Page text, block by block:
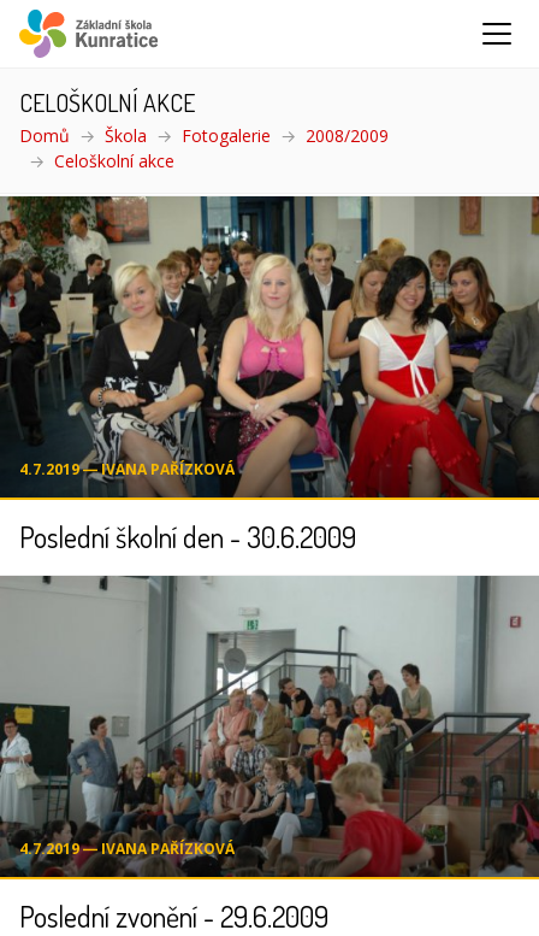
CELOŠKOLNÍ AKCE
Domů Škola Fotogalerie
2008/2009
Celoškolní akce
4.7.2019 ― IVANA PAŘÍZKOVÁ
Poslední školní den - 30.6.2009
4.7.2019 ― IVANA PAŘÍZKOVÁ
Poslední zvonění - 29.6.2009